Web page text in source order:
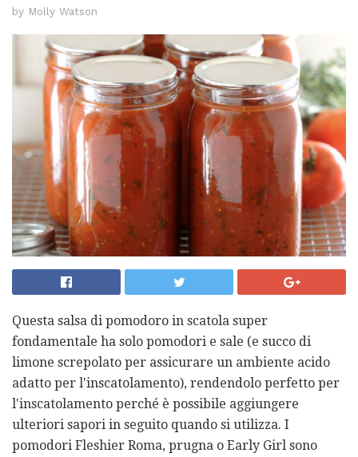
by Molly Watson
Questa salsa di pomodoro in scatola super
fondamentale ha solo pomodori e sale (e succo di
limone screpolato per assicurare un ambiente acido
adatto per l'inscatolamento), rendendolo perfetto per
l'inscatolamento perché è possibile aggiungere
ulteriori sapori in seguito quando si utilizza. I
pomodori Fleshier Roma, prugna o Early Girl sono